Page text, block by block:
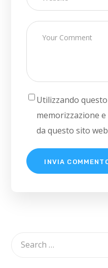
Utilizzando
memorizzazione
da questo sito